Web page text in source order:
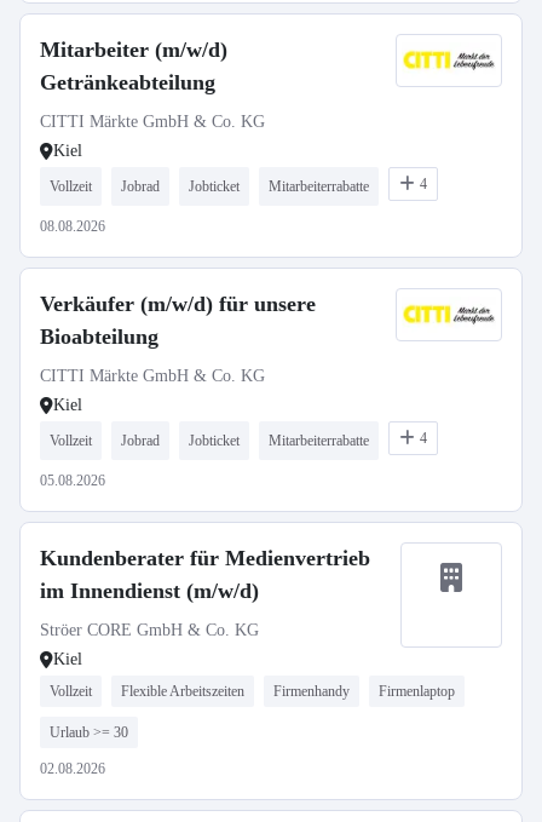
Mitarbeiter (m/w/d)
Getränkeabteilung
CITTI Märkte GmbH & Co. KG
Kiel
Vollzeit Jobrad Jobticket Mitarbeiterrabatte 4
08.08.2026
Verkäufer (m/w/d) für unsere
Bioabteilung
CITTI Märkte GmbH & Co. KG
Kiel
Vollzeit Jobrad Jobticket Mitarbeiterrabatte 4
05.08.2026
Kundenberater für Medienvertrieb
im Innendienst (m/w/d)
Ströer CORE GmbH & Co. KG
Kiel
Vollzeit Flexible Arbeitszeiten Firmenhandy Firmenlaptop
Urlaub >= 30
02.08.2026